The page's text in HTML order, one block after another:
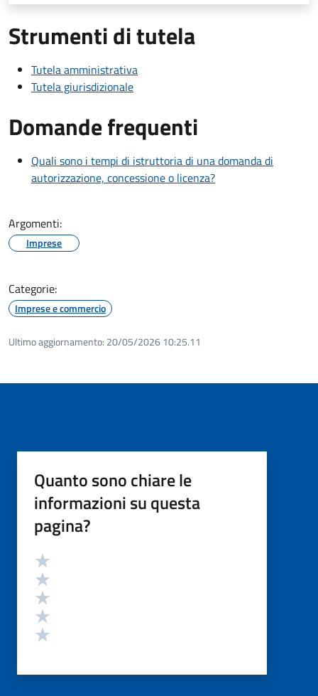
Strumenti di tutela
Tutela amministrativa
Tutela giurisdizionale
Domande frequenti
Quali sono i tempi di istruttoria di una domanda di
autorizzazione, concessione o licenza?
Argomenti:
Imprese
Categorie:
Imprese e commercio
Ultimo aggiornamento: 20/05/2026 10:25.11
Quanto sono chiare le
informazioni su questa
pagina?
Valutazione